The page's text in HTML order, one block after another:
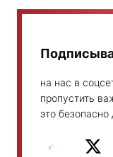
на нас в
пропустить
это безопасно